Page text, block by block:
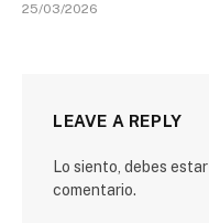
25/03/2026
LEAVE A REPLY
Lo siento, debes estar
comentario.